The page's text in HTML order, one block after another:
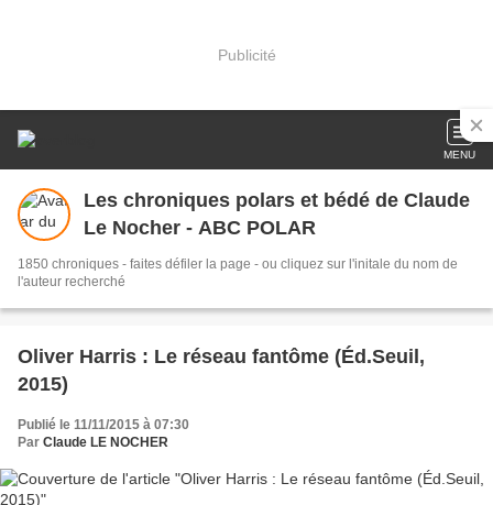
Publicité
MENU
Les chroniques polars et bédé de Claude
Le Nocher - ABC POLAR
1850 chroniques - faites défiler la page - ou cliquez sur l'initale du nom de
l'auteur recherché
Oliver Harris : Le réseau fantôme (Éd.Seuil,
2015)
Publié le 11/11/2015 à 07:30
Par Claude LE NOCHER